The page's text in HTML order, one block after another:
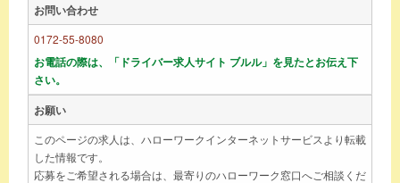
お問い合わせ
0172-55-8080
お電話の際は、「ドライバー求人サイト ブルル」を見たとお伝え下
さい。
お願い
このページの求人は、ハローワークインターネットサービスより転載
した情報です。
応募をご希望される場合は、最寄りのハローワーク窓口へご相談くだ